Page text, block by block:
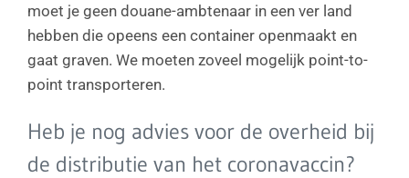
moet je geen douane-ambtenaar in een ver land
hebben die opeens een container openmaakt en
gaat graven. We moeten zoveel mogelijk point-to-
point transporteren.
Heb je nog advies voor de overheid bij
de distributie van het coronavaccin?